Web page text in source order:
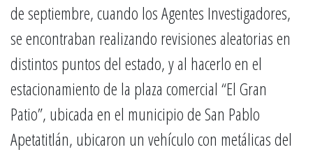
de septiembre, cuando los Agentes Investigadores,
se encontraban realizando revisiones aleatorias en
distintos puntos del estado, y al hacerlo en el
estacionamiento de la plaza comercial “El Gran
Patio”, ubicada en el municipio de San Pablo
Apetatitlán, ubicaron un vehículo con metálicas del